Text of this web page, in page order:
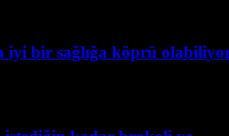
iyi bir sağlığa köprü